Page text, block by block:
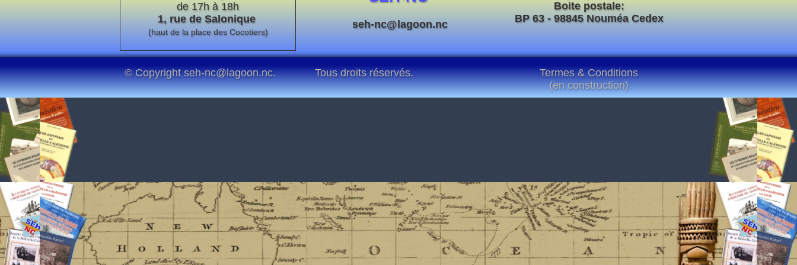
de 17h à 18h
1, rue de Salonique
(haut de la place des Cocotiers)
seh-nc@lagoon.nc
Boite postale:
BP 63 - 98845 Nouméa Cedex
© Copyright seh-nc@lagoon.nc. Tous droits réservés.
Termes & Conditions
(en construction)